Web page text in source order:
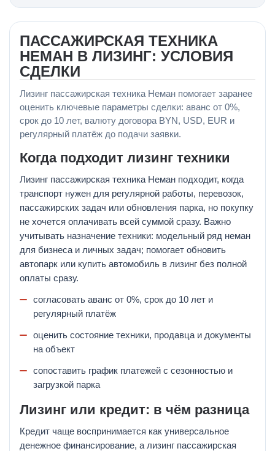
ПАССАЖИРСКАЯ ТЕХНИКА
НЕМАН В ЛИЗИНГ: УСЛОВИЯ
СДЕЛКИ
Лизинг пассажирская техника Неман помогает заранее
оценить ключевые параметры сделки: аванс от 0%,
срок до 10 лет, валюту договора BYN, USD, EUR и
регулярный платёж до подачи заявки.
Когда подходит лизинг техники
Лизинг пассажирская техника Неман подходит, когда
транспорт нужен для регулярной работы, перевозок,
пассажирских задач или обновления парка, но покупку
не хочется оплачивать всей суммой сразу. Важно
учитывать назначение техники: модельный ряд неман
для бизнеса и личных задач; помогает обновить
автопарк или купить автомобиль в лизинг без полной
оплаты сразу.
согласовать аванс от 0%, срок до 10 лет и
регулярный платёж
оценить состояние техники, продавца и документы
на объект
сопоставить график платежей с сезонностью и
загрузкой парка
Лизинг или кредит: в чём разница
Кредит чаще воспринимается как универсальное
денежное финансирование, а лизинг пассажирская